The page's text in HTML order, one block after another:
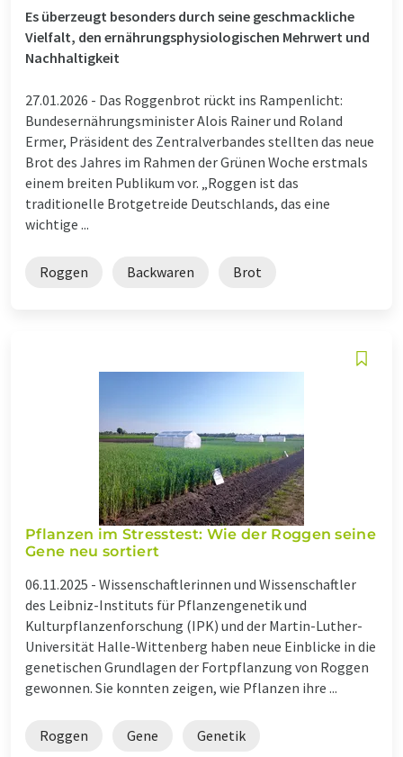
Es überzeugt besonders durch seine geschmackliche
Vielfalt, den ernährungsphysiologischen Mehrwert und
Nachhaltigkeit
27.01.2026 - Das Roggenbrot rückt ins Rampenlicht:
Bundesernährungsminister Alois Rainer und Roland
Ermer, Präsident des Zentralverbandes stellten das neue
Brot des Jahres im Rahmen der Grünen Woche erstmals
einem breiten Publikum vor. „Roggen ist das
traditionelle Brotgetreide Deutschlands, das eine
wichtige ...
Roggen Backwaren Brot
Pflanzen im Stresstest: Wie der Roggen seine
Gene neu sortiert
06.11.2025 - Wissenschaftlerinnen und Wissenschaftler
des Leibniz-Instituts für Pflanzengenetik und
Kulturpflanzenforschung (IPK) und der Martin-Luther-
Universität Halle-Wittenberg haben neue Einblicke in die
genetischen Grundlagen der Fortpflanzung von Roggen
gewonnen. Sie konnten zeigen, wie Pflanzen ihre ...
Roggen Gene Genetik